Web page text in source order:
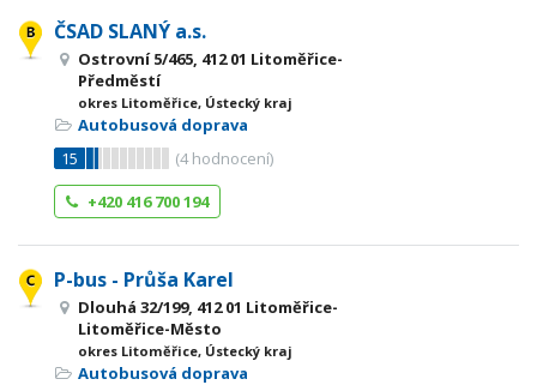
ČSAD SLANÝ a.s.
Ostrovní 5/465, 412 01 Litoměřice-
Předměstí
okres Litoměřice, Ústecký kraj
Autobusová doprava
15
(4hodnocení)
+420 416 700 194
P-bus - Průša Karel
Dlouhá 32/199, 412 01 Litoměřice-
Litoměřice-Město
okres Litoměřice, Ústecký kraj
Autobusová doprava